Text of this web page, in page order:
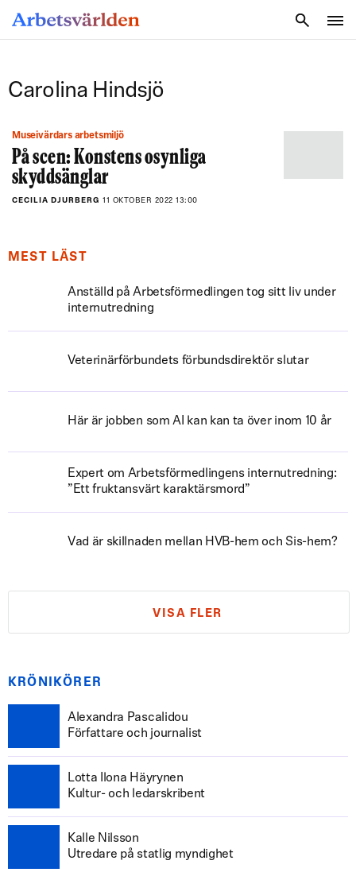
Carolina Hindsjö
Museivärdars arbetsmiljö
På scen: Konstens osynliga
skyddsänglar
CECILIA DJURBERG 11 OKTOBER 2022 13:00
MEST LÄST
Anställd på Arbetsförmedlingen tog sitt liv under
internutredning
Veterinärförbundets förbundsdirektör slutar
Här är jobben som AI kan kan ta över inom 10 år
Expert om Arbetsförmedlingens internutredning:
”Ett fruktansvärt karaktärsmord”
Vad är skillnaden mellan HVB-hem och Sis-hem?
VISA FLER
KRÖNIKÖRER
Alexandra Pascalidou
Författare och journalist
Lotta Ilona Häyrynen
Kultur- och ledarskribent
Kalle Nilsson
Utredare på statlig myndighet